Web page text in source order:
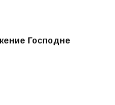
Господне